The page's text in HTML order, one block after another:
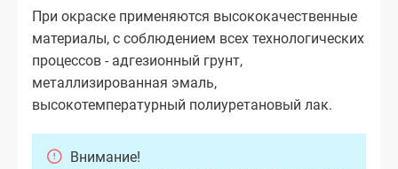
При окраске применяются высококачественные
материалы, с соблюдением всех технологических
процессов - адгезионный грунт,
металлизированная эмаль,
высокотемпературный полиуретановый лак.
Внимание!